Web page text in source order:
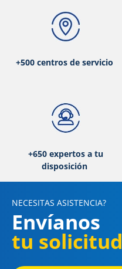
+500 centros de servicio
+650 expertos a tu
disposición
NECESITAS ASISTENCIA?
Envíanos
tu solicitud